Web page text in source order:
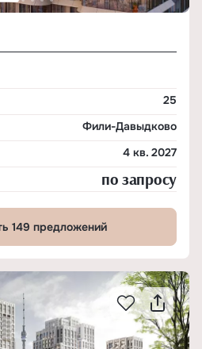
25
Фили-Давыдково
4 кв. 2027
по запросу
149 предложений